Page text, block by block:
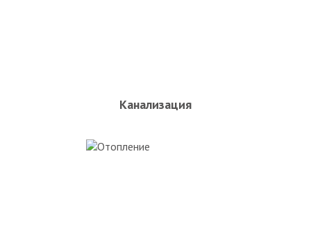
Канализация